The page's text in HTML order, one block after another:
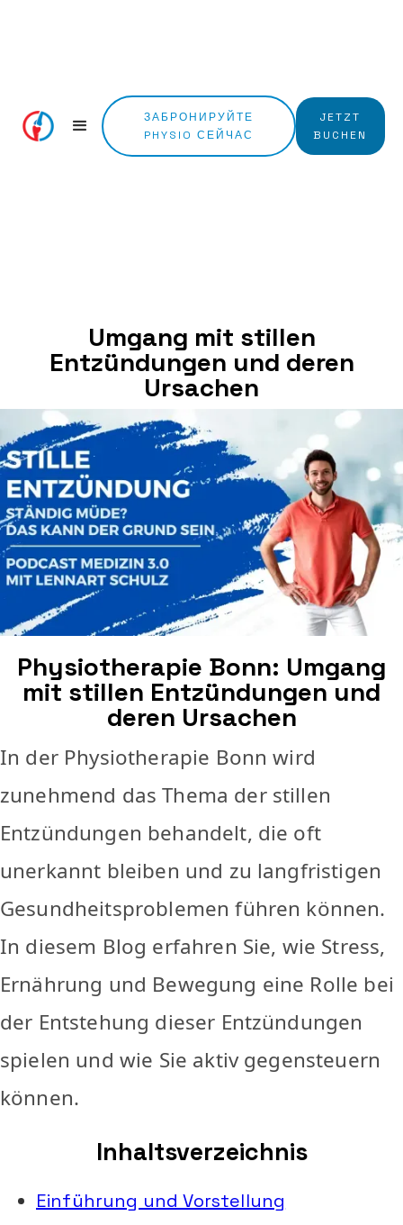
ЗАБРОНИРУЙТЕ
PHYSIO СЕЙЧАС
JETZT
BUCHEN
Umgang mit stillen
Entzündungen und deren
Ursachen
Physiotherapie Bonn: Umgang
mit stillen Entzündungen und
deren Ursachen
In der Physiotherapie Bonn wird
zunehmend das Thema der stillen
Entzündungen behandelt, die oft
unerkannt bleiben und zu langfristigen
Gesundheitsproblemen führen können.
In diesem Blog erfahren Sie, wie Stress,
Ernährung und Bewegung eine Rolle bei
der Entstehung dieser Entzündungen
spielen und wie Sie aktiv gegensteuern
können.
Inhaltsverzeichnis
Einführung und Vorstellung